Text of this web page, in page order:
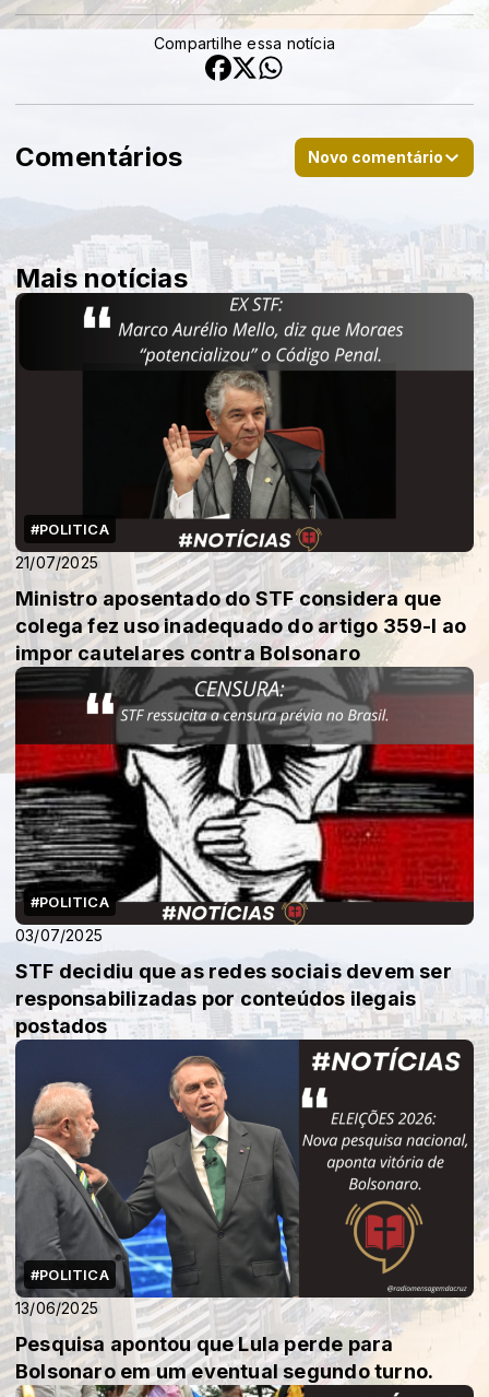
Compartilhe essa notícia
Comentários Novo comentário
Mais notícias
#POLITICA
21/07/2025
Ministro aposentado do STF considera que
colega fez uso inadequado do artigo 359-I ao
impor cautelares contra Bolsonaro
#POLITICA
03/07/2025
STF decidiu que as redes sociais devem ser
responsabilizadas por conteúdos ilegais
postados
#POLITICA
13/06/2025
Pesquisa apontou que Lula perde para
Bolsonaro em um eventual segundo turno.